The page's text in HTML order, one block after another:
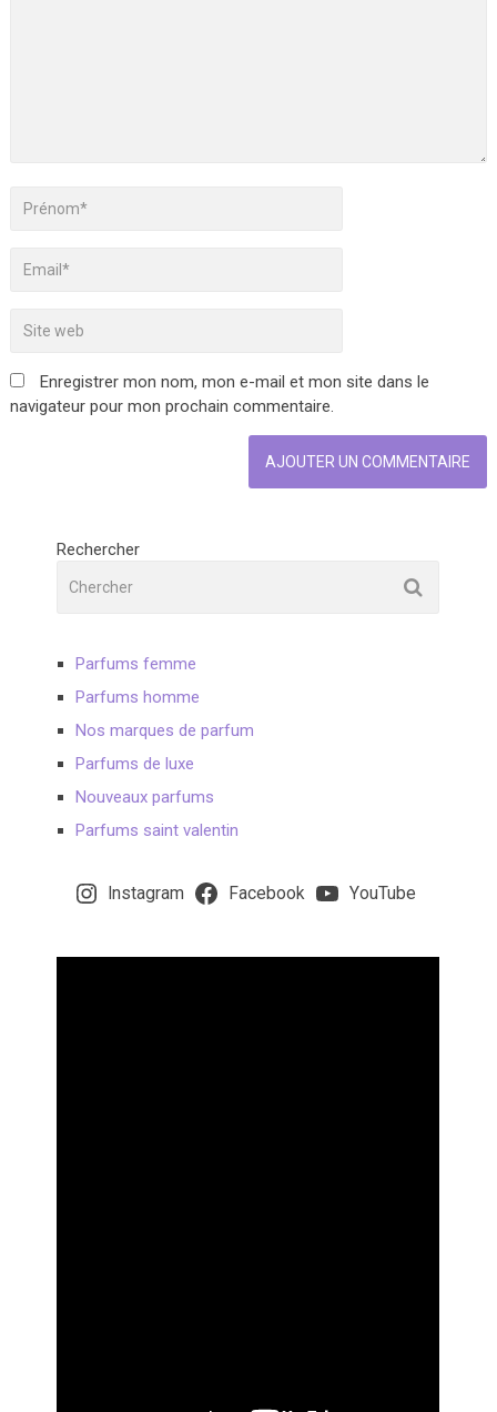
Enregistrer mon nom, mon e-mail et mon site dans le
navigateur pour mon prochain commentaire.
Rechercher
Parfums femme
Parfums homme
Nos marques de parfum
Parfums de luxe
Nouveaux parfums
Parfums saint valentin
Instagram Facebook YouTube